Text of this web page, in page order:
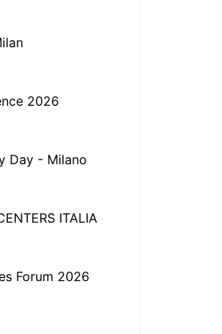
2026
Day - Milano
ITALIA
Forum 2026